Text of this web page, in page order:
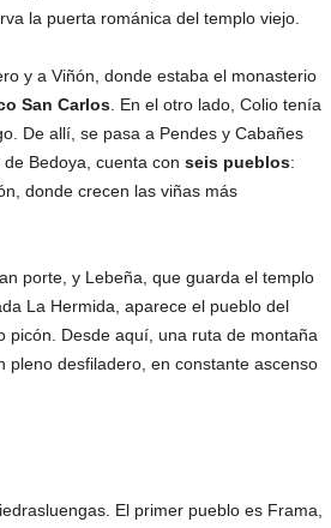
la puerta románica del templo viejo.
y a Viñón, donde estaba el monasterio
San Carlos. En el otro lado, Colio tenía
De allí, se pasa a Pendes y Cabañes
Bedoya, cuenta con seis pueblos:
donde crecen las viñas más
porte, y Lebeña, que guarda el templo
La Hermida, aparece el pueblo del
picón. Desde aquí, una ruta de montaña
pleno desfiladero, en constante ascenso
El primer pueblo es Frama,